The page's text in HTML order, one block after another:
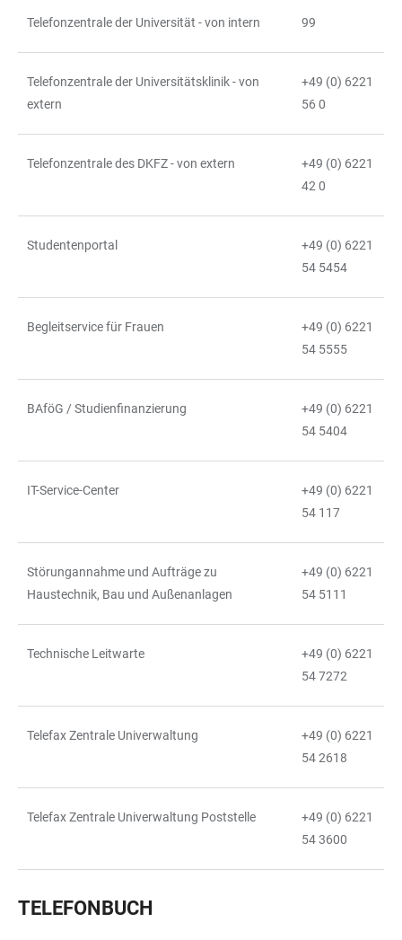
Telefonzentrale der Universität - von intern 99
Telefonzentrale der Universitätsklinik - von
extern
+49 (0) 6221
56 0
Telefonzentrale des DKFZ - von extern
+49 (0) 6221
42 0
Studentenportal
+49 (0) 6221
54 5454
Begleitservice für Frauen
+49 (0) 6221
54 5555
BAföG / Studienfinanzierung
+49 (0) 6221
54 5404
IT-Service-Center
+49 (0) 6221
54 117
Störungannahme und Aufträge zu
Haustechnik, Bau und Außenanlagen
+49 (0) 6221
54 5111
Technische Leitwarte
+49 (0) 6221
54 7272
Telefax Zentrale Univerwaltung
+49 (0) 6221
54 2618
Telefax Zentrale Univerwaltung Poststelle
+49 (0) 6221
54 3600
TELEFONBUCH